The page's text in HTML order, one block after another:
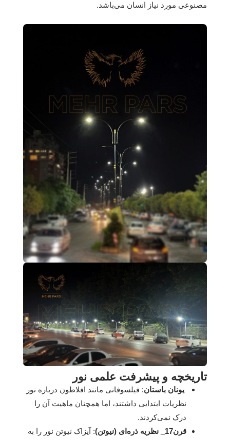
مصنوعی مورد نیاز انسان می‌باشد.
تاریخچه و پیشرفت علمی نور
یونان باستان: فیلسوفانی مانند افلاطون درباره نور
نظریات ابتدایی داشتند، اما همچنان ماهیت آن را
درک نمی‌کردند.
قرن17_ نظریه ذره‌ای (نیوتن)
: آیزاک نیوتن نور را به